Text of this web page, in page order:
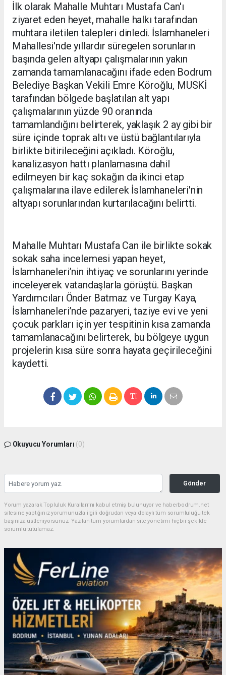
İlk olarak Mahalle Muhtarı Mustafa Can'ı
ziyaret eden heyet, mahalle halkı tarafından
muhtara iletilen talepleri dinledi. İslamhaneleri
Mahallesi'nde yıllardır süregelen sorunların
başında gelen altyapı çalışmalarının yakın
zamanda tamamlanacağını ifade eden Bodrum
Belediye Başkan Vekili Emre Köroğlu, MUSKİ
tarafından bölgede başlatılan alt yapı
çalışmalarının yüzde 90 oranında
tamamlandığını belirterek, yaklaşık 2 ay gibi bir
süre içinde toprak altı ve üstü bağlantılarıyla
birlikte bitirileceğini açıkladı. Köroğlu,
kanalizasyon hattı planlamasına dahil
edilmeyen bir kaç sokağın da ikinci etap
çalışmalarına ilave edilerek İslamhaneleri'nin
altyapı sorunlarından kurtarılacağını belirtti.
Mahalle Muhtarı Mustafa Can ile birlikte sokak
sokak saha incelemesi yapan heyet,
İslamhaneleri’nin ihtiyaç ve sorunlarını yerinde
inceleyerek vatandaşlarla görüştü. Başkan
Yardımcıları Önder Batmaz ve Turgay Kaya,
İslamhaneleri’nde pazaryeri, taziye evi ve yeni
çocuk parkları için yer tespitinin kısa zamanda
tamamlanacağını belirterek, bu bölgeye uygun
projelerin kısa süre sonra hayata geçirileceğini
kaydetti.
Okuyucu Yorumları (0)
Gönder
Yorum yazarak Topluluk Kuralları’nı kabul etmiş bulunuyor ve haberbodrum.net
sitesine yaptığınız yorumunuzla ilgili doğrudan veya dolaylı tüm sorumluluğu tek
başınıza üstleniyorsunuz. Yazılan tüm yorumlardan site yönetimi hiçbir şekilde
sorumlu tutulamaz.